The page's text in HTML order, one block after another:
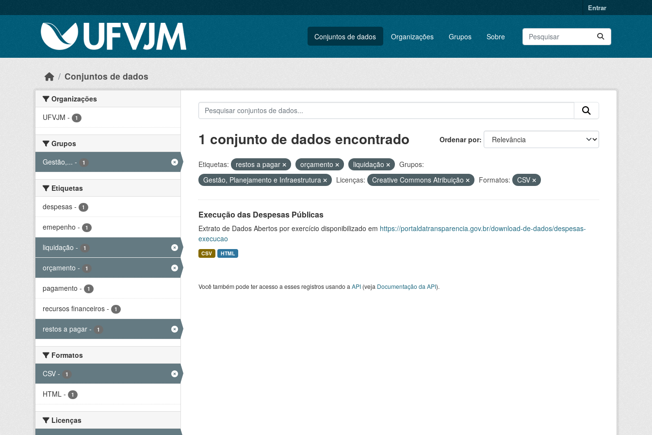
Entrar
Conjuntos de dados Organizações Grupos Sobre
Conjuntos de dados
Organizações
UFVJM - 1
Grupos
Gestão,... - 1
Etiquetas
despesas - 1
emepenho - 1
liquidação - 1
orçamento - 1
pagamento - 1
recursos financeiros - 1
restos a pagar - 1
Formatos
CSV - 1
HTML - 1
Licenças
Ordenar por
1 conjunto de dados encontrado
Etiquetas: restos a pagar orçamento liquidação
Grupos:
Gestão, Planejamento e Infraestrutura
Licenças: Creative Commons Atribuição Formatos: CSV
Execução das Despesas Públicas
Extrato de Dados Abertos por exercício disponibilizado em https://portaldatransparencia.gov.br/download-de-dados/despesas-
execucao
CSV HTML
Você também pode ter acesso a esses registros usando a API(veja Documentação da API).